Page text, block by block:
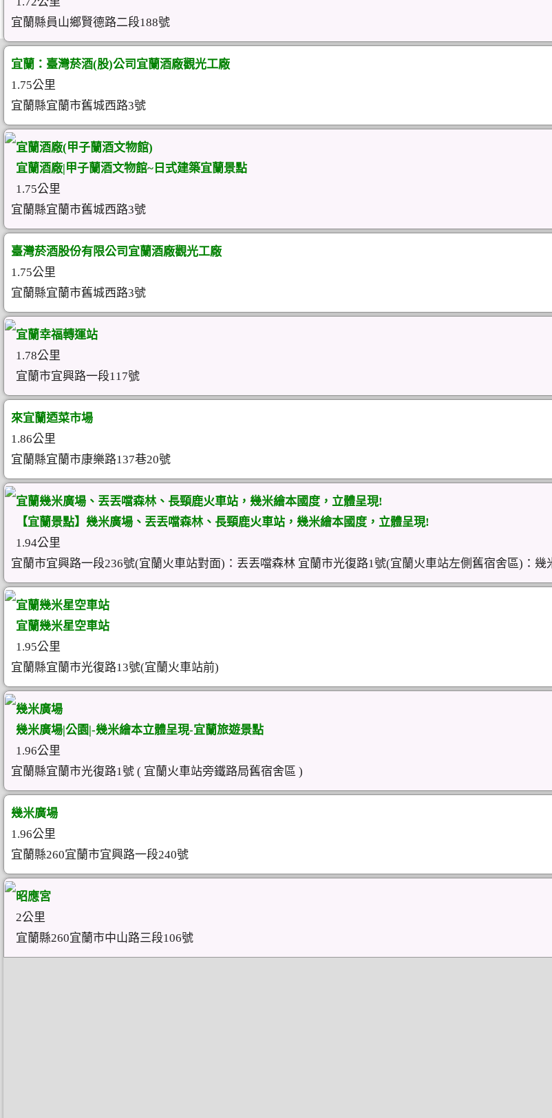
宜蘭縣員山鄉賢德路二段188號
宜蘭：臺灣菸酒(股)公司宜蘭酒廠觀光工廠
1.75公里
宜蘭縣宜蘭市舊城西路3號
宜蘭酒廠(甲子蘭酒文物館)
宜蘭酒廠|甲子蘭酒文物館~日式建築宜蘭景點
1.75公里
宜蘭縣宜蘭市舊城西路3號
臺灣菸酒股份有限公司宜蘭酒廠觀光工廠
1.75公里
宜蘭縣宜蘭市舊城西路3號
宜蘭幸福轉運站
1.78公里
宜蘭市宜興路一段117號
來宜蘭迺菜市場
1.86公里
宜蘭縣宜蘭市康樂路137巷20號
宜蘭幾米廣場、丟丟噹森林、長頸鹿火車站，幾米繪本國度，立體呈現!
【宜蘭景點】幾米廣場、丟丟噹森林、長頸鹿火車站，幾米繪本國度，立體呈現!
1.94公里
宜蘭市宜興路一段236號(宜蘭火車站對面)：丟丟噹森林 宜蘭市光復路1號(宜蘭火車站左側舊宿舍區)：
宜蘭幾米星空車站
宜蘭幾米星空車站
1.95公里
宜蘭縣宜蘭市光復路13號(宜蘭火車站前)
幾米廣場
幾米廣場|公園|-幾米繪本立體呈現-宜蘭旅遊景點
1.96公里
宜蘭縣宜蘭市光復路1號 ( 宜蘭火車站旁鐵路局舊宿舍區 )
幾米廣場
1.96公里
宜蘭縣260宜蘭市宜興路一段240號
昭應宮
2公里
宜蘭縣260宜蘭市中山路三段106號